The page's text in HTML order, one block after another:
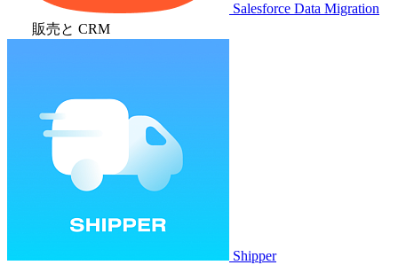
Salesforce Data Migration
販売と CRM
Shipper